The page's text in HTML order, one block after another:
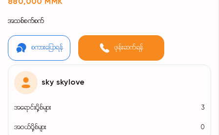
880,000 MMK
အသစ်စက်စက်
စကားပြောရန် ဖုန်းဆက်ရန်
sky skylove
အရောင်းပို့စ်များ 3
အဝယ်ပို့စ်များ 0